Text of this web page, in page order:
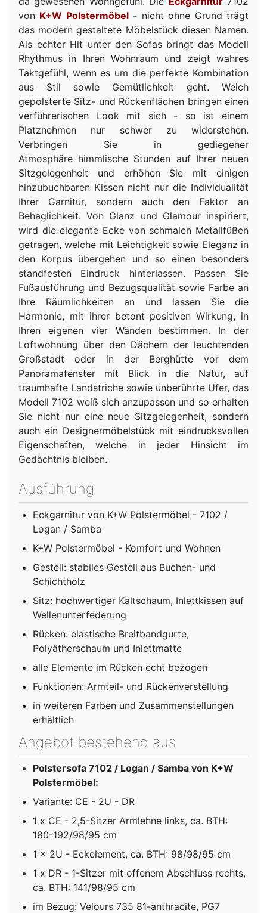
von K+W Polstermöbel- nicht ohne Grund trägt
das modern gestaltete Möbelstück diesen Namen.
Als echter Hit unter den Sofas bringt das Modell
Rhythmus in Ihren Wohnraum und zeigt wahres
Taktgefühl, wenn es um die perfekte Kombination
aus Stil sowie Gemütlichkeit geht. Weich
gepolsterte Sitz- und Rückenflächen bringen einen
verführerischen Look mit sich - so ist einem
Platznehmen nur schwer zu widerstehen.
Verbringen Sie in gediegener
Atmosphäre himmlische Stunden auf Ihrer neuen
Sitzgelegenheit und erhöhen Sie mit einigen
hinzubuchbaren Kissen nicht nur die Individualität
Ihrer Garnitur, sondern auch den Faktor an
Behaglichkeit. Von Glanz und Glamour inspiriert,
wird die elegante Ecke von schmalen Metallfüßen
getragen, welche mit Leichtigkeit sowie Eleganz in
den Korpus übergehen und so einen besonders
standfesten Eindruck hinterlassen. Passen Sie
Fußausführung und Bezugsqualität sowie Farbe an
Ihre Räumlichkeiten an und lassen Sie die
Harmonie, mit ihrer betont positiven Wirkung, in
Ihren eigenen vier Wänden bestimmen. In der
Loftwohnung über den Dächern der leuchtenden
Großstadt oder in der Berghütte vor dem
Panoramafenster mit Blick in die Natur, auf
traumhafte Landstriche sowie unberührte Ufer, das
Modell 7102 weiß sich anzupassen und so erhalten
Sie nicht nur eine neue Sitzgelegenheit, sondern
auch ein Designermöbelstück mit eindrucksvollen
Eigenschaften, welche in jeder Hinsicht im
Gedächtnis bleiben.
Ausführung
Eckgarnitur von K+W Polstermöbel - 7102 /
Logan / Samba
K+W Polstermöbel - Komfort und Wohnen
Gestell: stabiles Gestell aus Buchen- und
Schichtholz
Sitz: hochwertiger Kaltschaum, Inlettkissen auf
Wellenunterfederung
Rücken: elastische Breitbandgurte,
Polyätherschaum und Inlettmatte
alle Elemente im Rücken echt bezogen
Funktionen: Armteil- und Rückenverstellung
in weiteren Farben und Zusammenstellungen
erhältlich
Angebot bestehend aus
Polstersofa 7102 / Logan / Samba von K+W
Polstermöbel:
Variante: CE - 2U - DR
1 x CE - 2,5-Sitzer Armlehne links, ca. BTH:
180-192/98/95 cm
1 x 2U - Eckelement, ca. BTH: 98/98/95 cm
1 x DR - 1-Sitzer mit offenem Abschluss rechts,
ca. BTH: 141/98/95 cm
im Bezug: Velours 735 81-anthracite, PG7